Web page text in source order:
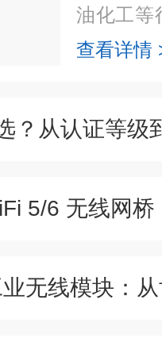
油化工等
线，开始
查看详情
5/6 无线网桥